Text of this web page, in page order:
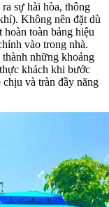
sự hài hòa, thông
Không nên đặt dù
hoàn toàn bảng hiệu
vào trong nhà.
những khoảng
khách khi bước
và tràn đầy năng